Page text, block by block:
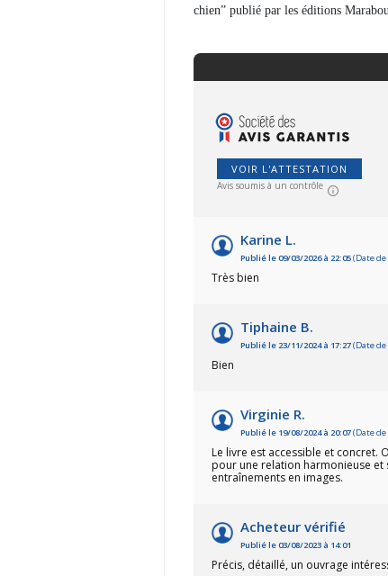
chien” publié par les éditions
VOIR L'ATTESTATION
Avis soumis à un contrôle
Karine L.
Publié le 09/03/2026 à 22:05(Date de
Très bien
Tiphaine B.
Publié le 23/11/2024 à 17:27(Date de
Bien
Virginie R.
Publié le 19/08/2024 à 20:07(Date de
Le livre est accessible et
pour une relation harmonieuse et
entraînements en images.
Acheteur vérifié
Publié le 03/08/2023 à 14:01
Précis, détaillé, un ouvrage